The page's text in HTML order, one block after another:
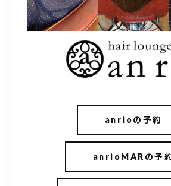
anrioの予約
anrioMARの予
098-917-
【anrio TIERRA】営業時間 9:00～